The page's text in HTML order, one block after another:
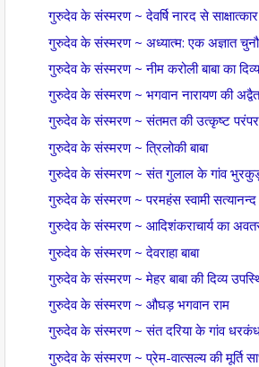
गुरुदेव के संस्मरण ~ देवर्षि नारद से साक्षात्कार
गुरुदेव के संस्मरण ~ अध्यात्म: एक अज्ञात
गुरुदेव के संस्मरण ~ नीम करोली बाबा का
गुरुदेव के संस्मरण ~ भगवान नारायण की
गुरुदेव के संस्मरण ~ संतमत की उत्कृष्ट
गुरुदेव के संस्मरण ~ त्रिलोकी बाबा
गुरुदेव के संस्मरण ~ संत गुलाल के गांव
गुरुदेव के संस्मरण ~ परमहंस स्वामी सत्यानन्द
गुरुदेव के संस्मरण ~ आदिशंकराचार्य का
गुरुदेव के संस्मरण ~ देवराहा बाबा
गुरुदेव के संस्मरण ~ मेहर बाबा की दिव्य
गुरुदेव के संस्मरण ~ औघड़ भगवान राम
गुरुदेव के संस्मरण ~ संत दरिया के गांव
गुरुदेव के संस्मरण ~ प्रेम-वात्सल्य की मूर्ति